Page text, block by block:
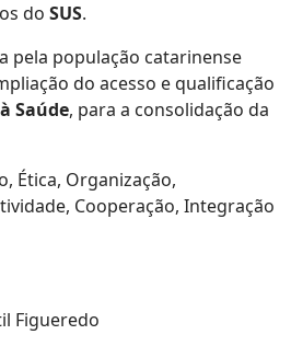
do SUS.
pela população catarinense
do acesso e qualificação
Saúde, para a consolidação da
Ética, Organização,
Cooperação, Integração
Figueredo